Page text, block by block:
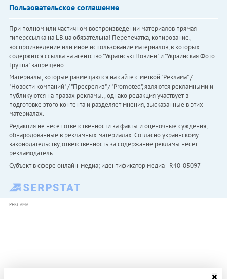
Пользовательское соглашение
При полном или частичном воспроизведении материалов прямая
гиперссылка на LB.ua обязательна! Перепечатка, копирование,
воспроизведение или иное использование материалов, в которых
содержится ссылка на агентство "Українськi Новини" и "Украинская Фото
Группа" запрещено.
Материалы, которые размещаются на сайте с меткой "Реклама" /
"Новости компаний" / "Пресрелиз" / "Promoted", являются рекламными и
публикуются на правах рекламы. , однако редакция участвует в
подготовке этого контента и разделяет мнения, высказанные в этих
материалах.
Редакция не несет ответственности за факты и оценочные суждения,
обнародованные в рекламных материалах. Согласно украинскому
законодательству, ответственность за содержание рекламы несет
рекламодатель.
Субъект в сфере онлайн-медиа; идентификатор медиа - R40-05097
РЕКЛАМА